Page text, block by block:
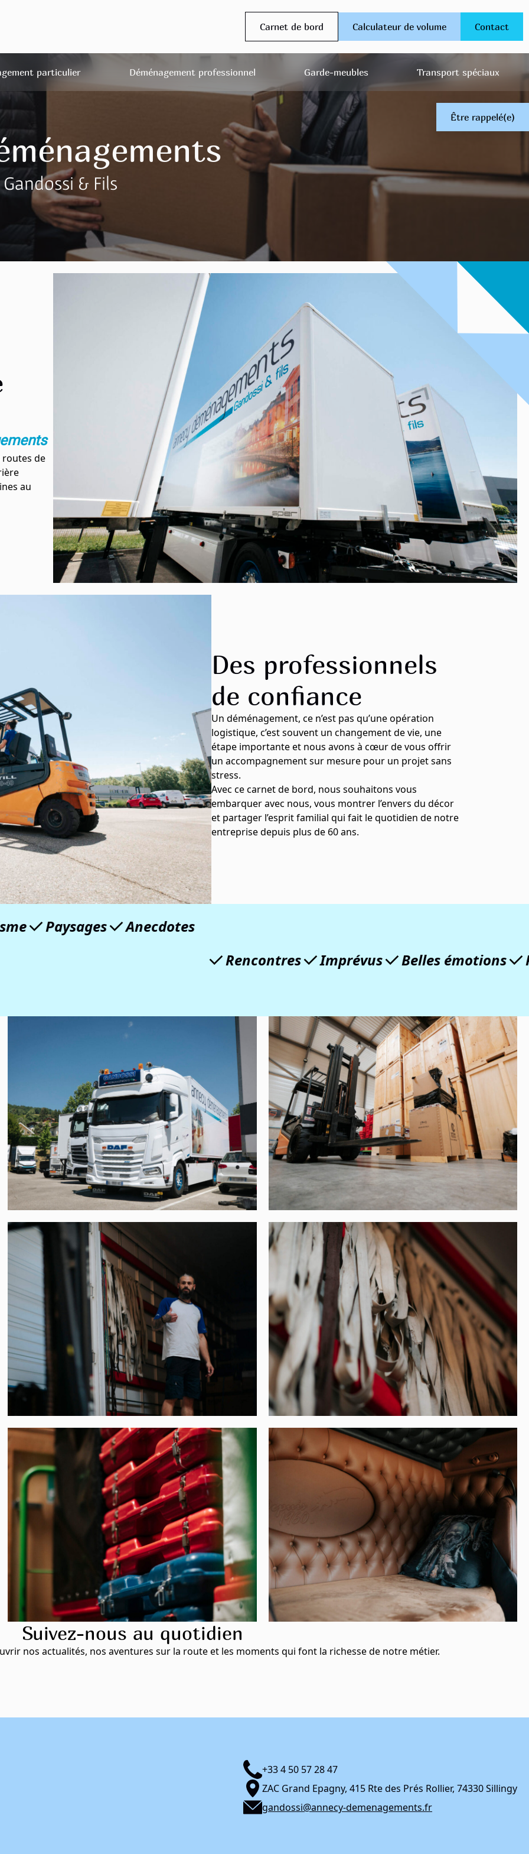
Carnet de bord Calculateur de volume Contact
particulier Déménagement professionnel Garde-meubles Transport spéciaux
& Fils
routes de
au
Des professionnels
de confiance
Un déménagement, ce n’est pas qu’une opération
logistique, c’est souvent un changement de vie, une
étape importante et nous avons à cœur de vous offrir
un accompagnement sur mesure pour un projet sans
stress.
Avec ce carnet de bord, nous souhaitons vous
embarquer avec nous, vous montrer l’envers du décor
et partager l’esprit familial qui fait le quotidien de notre
entreprise depuis plus de 60 ans.
Anecdotes
Rencontres
Imprévus Belles émotions
Suivez-nous au quotidien
nos actualités, nos aventures sur la route et les moments qui font la richesse de notre métier.
+33 4 50 57 28 47
ZAC Grand Epagny, 415 Rte des Prés Rollier, 74330 Sillingy
gandossi@annecy-demenagements.fr
Être rappelé(e)